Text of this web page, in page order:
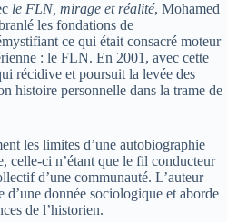
le FLN, mirage et réalité, Mohamed
les fondations de
ce qui était consacré moteur
: le FLN. En 2001, avec cette
récidive et poursuit la levée des
histoire personnelle dans la trame de
les limites d’une autobiographie
celle-ci n’étant que le fil conducteur
d’une communauté. L’auteur
d’une donnée sociologique et aborde
de l’historien.